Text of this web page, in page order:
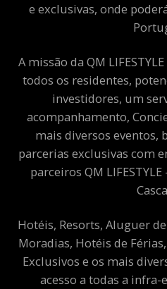
e exclusivas, onde
A missão da QM
todos os residentes,
investidores, um
acompanhamento,
mais diversos eventos,
parcerias exclusivas com
parceiros QM
Hotéis, Resorts, Aluguer
Moradias, Hotéis de
Exclusivos e os mais
acesso a todas a